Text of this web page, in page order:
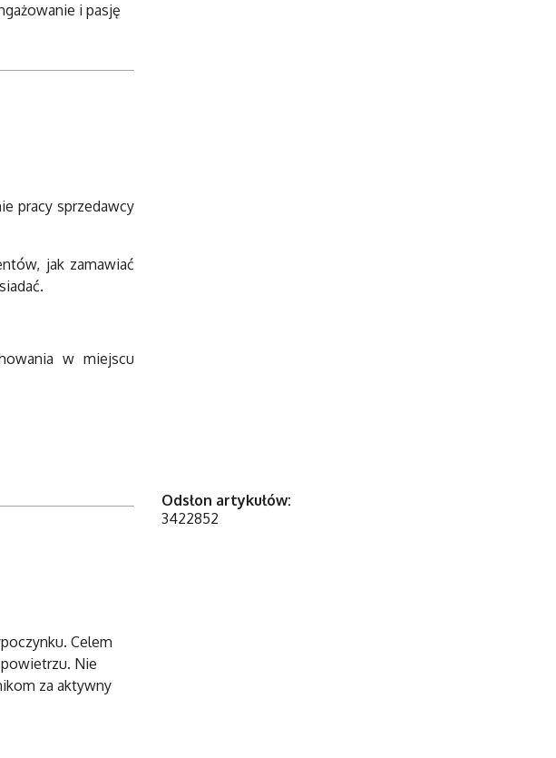
i pasję
pracy sprzedawcy
jak zamawiać
w miejscu
Celem
Nie
za aktywny
Odsłon artykułów:
3422852